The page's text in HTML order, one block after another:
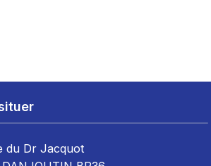
du Dr Jacquot